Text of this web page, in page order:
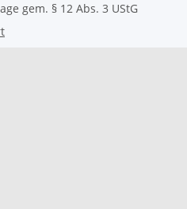
gem. § 12 Abs. 3 UStG